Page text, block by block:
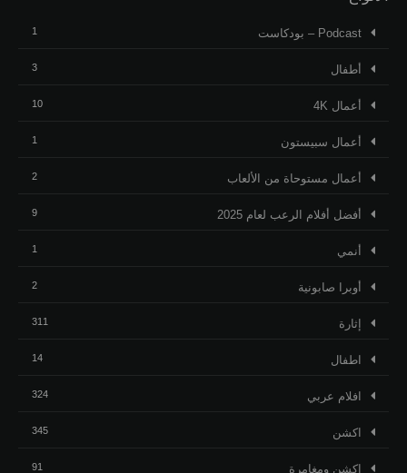
Podcast – بودكاست 1
أطفال 3
أعمال 4K 10
أعمال سبيستون 1
أعمال مستوحاة من الألعاب 2
أفضل أفلام الرعب لعام 2025 9
أنمي 1
أوبرا صابونية 2
إثارة 311
اطفال 14
افلام عربي 324
اكشن 345
اكشن ومغامرة 91